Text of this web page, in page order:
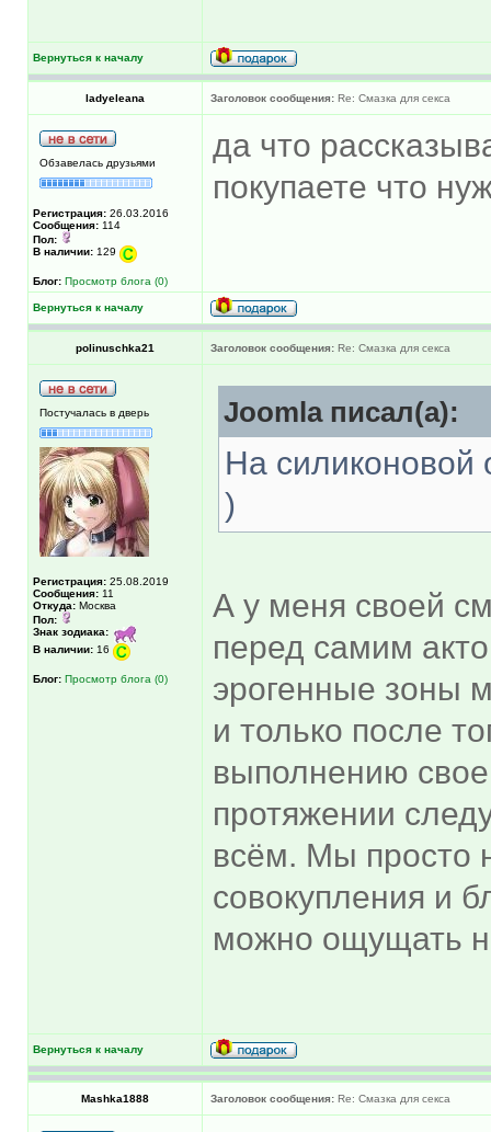
Вернуться к началу
ladyeleana Заголовок сообщения: Re: Смазка для секса
Обзавелась друзьями
Регистрация: 26.03.2016
Сообщения: 114
Пол:
В наличии: 129
Блог: Просмотр блога (0)
да что
покупаете что
Вернуться к началу
polinuschka21 Заголовок сообщения: Re: Смазка для секса
Постучалась в дверь
Регистрация: 25.08.2019
Сообщения: 11
Откуда: Москва
Пол:
Знак зодиака:
В наличии: 16
Блог: Просмотр блога (0)
Joomla писал(а):
На силиконовой
)
А у меня своей
перед самим
эрогенные зоны
и только после
выполнению
протяжении
всём. Мы просто
совокупления и
можно ощущать
Вернуться к началу
Mashka1888 Заголовок сообщения: Re: Смазка для секса